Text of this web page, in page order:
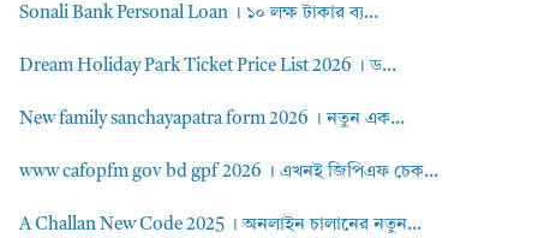
Sonali Bank Personal Loan । ১০ লক্ষ টাকার ব্য...
Dream Holiday Park Ticket Price List 2026 । ড...
New family sanchayapatra form 2026 । নতুন এক...
www cafopfm gov bd gpf 2026 । এখনই জিপিএফ চেক...
A Challan New Code 2025 । অনলাইন চালানের নতুন...